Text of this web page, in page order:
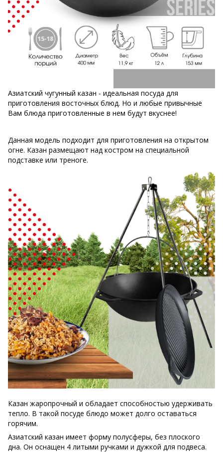
Азиатский чугунный казан - идеальная посуда для
приготовления восточных блюд. Но и любые привычные
Вам блюда приготовленные в нем будут вкуснее!
Данная модель подходит для приготовления на открытом
огне. Казан размещают над костром на специальной
подставке или треноге.
Казан жаропрочный и обладает способностью удерживать
тепло. В такой посуде блюдо может долго оставаться
горячим.
Азиатский казан имеет форму полусферы, без плоского
дна. Он оснащен 4 литыми ручками и дужкой для подвеса.